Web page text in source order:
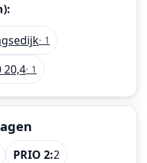
· 1
20,4· 1
PRIO 2:2